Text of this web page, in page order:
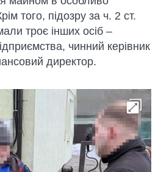
того, підозру за ч. 2 ст.
троє інших осіб –
чинний керівник
директор.